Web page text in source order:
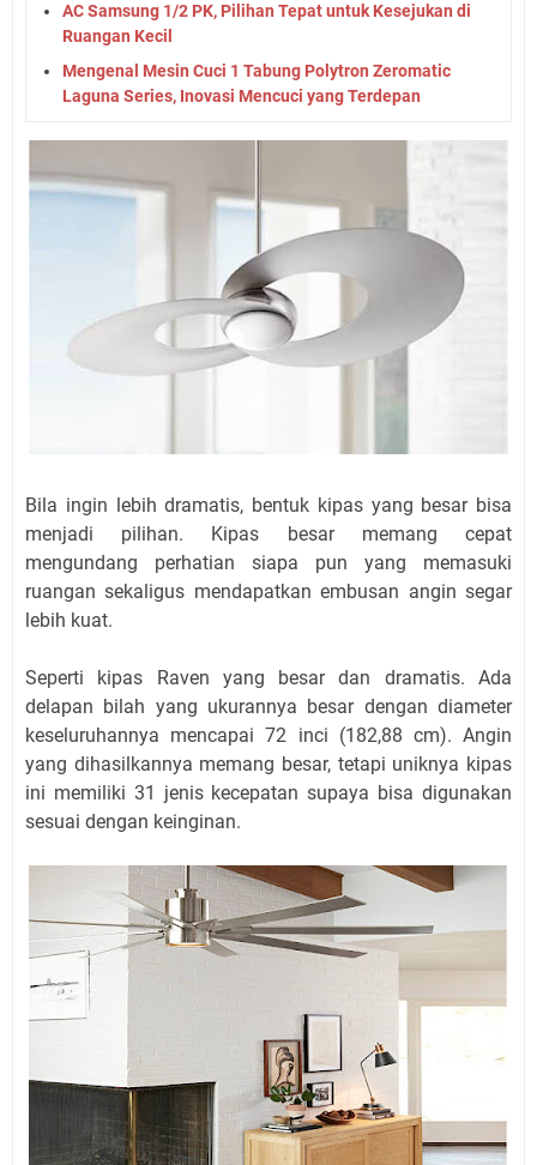
AC Samsung 1/2 PK, Pilihan Tepat untuk Kesejukan di
Ruangan Kecil
Mengenal Mesin Cuci 1 Tabung Polytron Zeromatic
Laguna Series, Inovasi Mencuci yang Terdepan
Bila ingin lebih dramatis, bentuk kipas yang besar bisa
menjadi pilihan. Kipas besar memang cepat
mengundang perhatian siapa pun yang memasuki
ruangan sekaligus mendapatkan embusan angin segar
lebih kuat.
Seperti kipas Raven yang besar dan dramatis. Ada
delapan bilah yang ukurannya besar dengan diameter
keseluruhannya mencapai 72 inci (182,88 cm). Angin
yang dihasilkannya memang besar, tetapi uniknya kipas
ini memiliki 31 jenis kecepatan supaya bisa digunakan
sesuai dengan keinginan.